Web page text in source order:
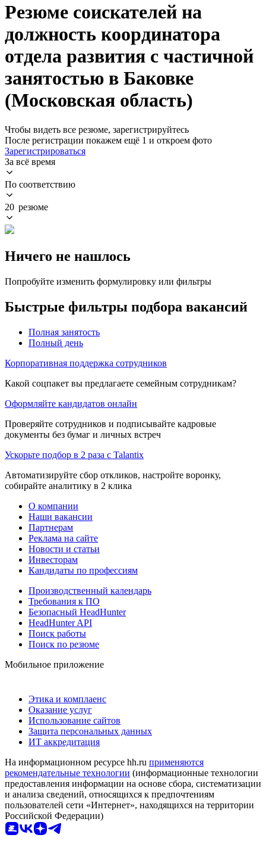
Резюме соискателей на
должность координатора
отдела развития с частичной
занятостью в Баковке
(Московская область)
Чтобы видеть все резюме, зарегистрируйтесь
После регистрации покажем ещё 1 и откроем фото
Зарегистрироваться
За всё время
По соответствию
20 резюме
Ничего не нашлось
Попробуйте изменить формулировку или фильтры
Быстрые фильтры подбора вакансий
Полная занятость
Полный день
Корпоративная поддержка сотрудников
Какой соцпакет вы предлагаете семейным сотрудникам?
Оформляйте кандидатов онлайн
Проверяйте сотрудников и подписывайте кадровые
документы без бумаг и личных встреч
Ускорьте подбор в 2 раза с Talantix
Автоматизируйте сбор откликов, настройте воронку,
собирайте аналитику в 2 клика
О компании
Наши вакансии
Партнерам
Реклама на сайте
Новости и статьи
Инвесторам
Кандидаты по профессиям
Производственный календарь
Требования к ПО
Безопасный HeadHunter
HeadHunter API
Поиск работы
Поиск по резюме
Мобильное приложение
Этика и комплаенс
Оказание услуг
Использование сайтов
Защита персональных данных
ИТ аккредитация
На информационном ресурсе hh.ru применяются
рекомендательные технологии (информационные технологии
предоставления информации на основе сбора, систематизации
и анализа сведений, относящихся к предпочтениям
пользователей сети «Интернет», находящихся на территории
Российской Федерации)